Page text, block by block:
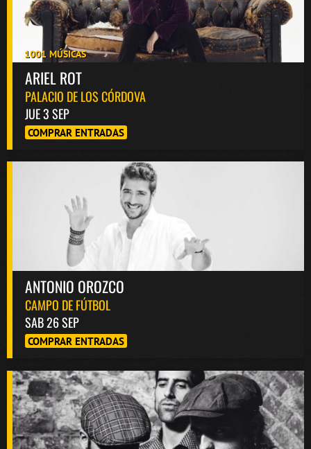
1001 MÚSICAS
ARIEL ROT
PALACIO DE LOS CÓRDOVA
JUE 3 SEP
COMPRAR ENTRADAS
ANTONIO OROZCO
CAMPO DE FÚTBOL
SAB 26 SEP
COMPRAR ENTRADAS